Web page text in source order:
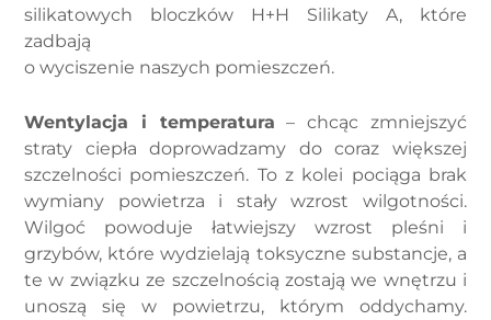
silikatowych bloczków H+H Silikaty A, które
zadbają
o wyciszenie naszych pomieszczeń.
Wentylacja i temperatura – chcąc zmniejszyć
straty ciepła doprowadzamy do coraz większej
szczelności pomieszczeń. To z kolei pociąga brak
wymiany powietrza i stały wzrost wilgotności.
Wilgoć powoduje łatwiejszy wzrost pleśni i
grzybów, które wydzielają toksyczne substancje, a
te w związku ze szczelnością zostają we wnętrzu i
unoszą się w powietrzu, którym oddychamy.